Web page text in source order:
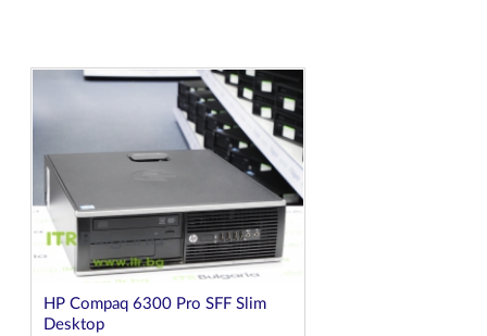
HP Compaq 6300 Pro SFF Slim
Desktop